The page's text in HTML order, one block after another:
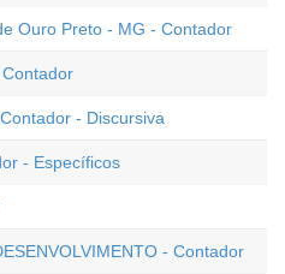
Ouro Preto - MG - Contador
- Discursiva
- Específicos
- Contador